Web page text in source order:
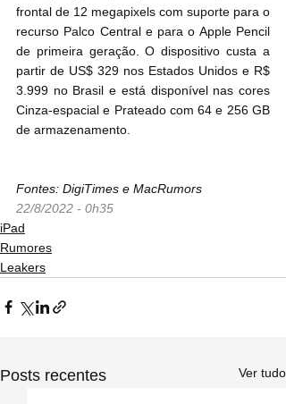
frontal de 12 megapixels com suporte para o
recurso Palco Central e para o Apple Pencil
de primeira geração. O dispositivo custa a
partir de US$ 329 nos Estados Unidos e R$
3.999 no Brasil e está disponível nas cores
Cinza-espacial e Prateado com 64 e 256 GB
de armazenamento.
Fontes: DigiTimes e MacRumors
22/8/2022 - 0h35
iPad
Rumores
Leakers
Posts recentes Ver tudo